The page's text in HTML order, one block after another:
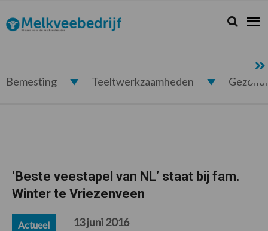
de
hoofdnavigatie
de
hoofd
de
eerste
de
voettekst
Melkveebedrijf.nl Zoeken...
Zoek
Bemesting Teeltwerkzaamheden
‘Beste veestapel van NL’ staat bij fam.
Winter te Vriezenveen
Actueel 13 juni 2016